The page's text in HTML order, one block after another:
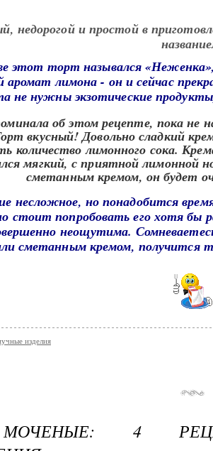
недорогой и простой в
этот торт назывался
лимона - он и сейчас
не нужны экзотические
несложное, но понадобится
стоит попробовать его хотя
неощутима.
сметанным кремом, получится
изделия
4